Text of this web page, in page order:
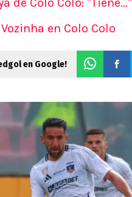
en Colo Colo
en Google!